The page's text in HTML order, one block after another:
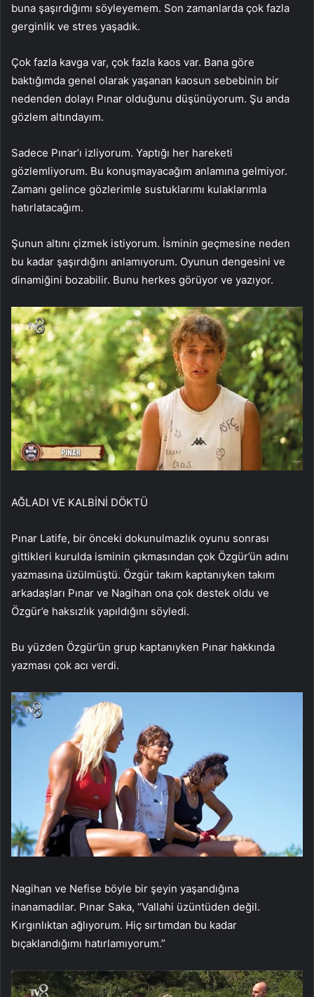
buna şaşırdığımı söyleyemem. Son zamanlarda çok fazla
gerginlik ve stres yaşadık.
Çok fazla kavga var, çok fazla kaos var. Bana göre
baktığımda genel olarak yaşanan kaosun sebebinin bir
nedenden dolayı Pınar olduğunu düşünüyorum. Şu anda
gözlem altındayım.
Sadece Pınar’ı izliyorum. Yaptığı her hareketi
gözlemliyorum. Bu konuşmayacağım anlamına gelmiyor.
Zamanı gelince gözlerimle sustuklarımı kulaklarımla
hatırlatacağım.
Şunun altını çizmek istiyorum. İsminin geçmesine neden
bu kadar şaşırdığını anlamıyorum. Oyunun dengesini ve
dinamiğini bozabilir. Bunu herkes görüyor ve yazıyor.
AĞLADI VE KALBİNİ DÖKTÜ
Pınar Latife, bir önceki dokunulmazlık oyunu sonrası
gittikleri kurulda isminin çıkmasından çok Özgür’ün adını
yazmasına üzülmüştü. Özgür takım kaptanıyken takım
arkadaşları Pınar ve Nagihan ona çok destek oldu ve
Özgür’e haksızlık yapıldığını söyledi.
Bu yüzden Özgür’ün grup kaptanıyken Pınar hakkında
yazması çok acı verdi.
Nagihan ve Nefise böyle bir şeyin yaşandığına
inanamadılar. Pınar Saka, “Vallahi üzüntüden değil.
Kırgınlıktan ağlıyorum. Hiç sırtımdan bu kadar
bıçaklandığımı hatırlamıyorum.”